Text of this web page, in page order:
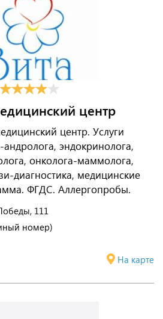
центр
центр. Услуги
андролога, эндокринолога,
онколога-маммолога,
диагностика, медицинские
ФГДС. Аллергопробы.
111
На карте
номер)